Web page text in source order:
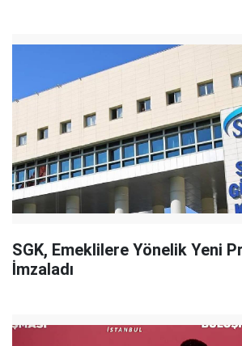
SGK, Emeklilere Yönelik Yeni
İmzaladı